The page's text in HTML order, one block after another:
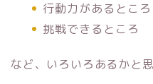
行動力があるところ
挑戦できるところ
など、いろいろあるかと